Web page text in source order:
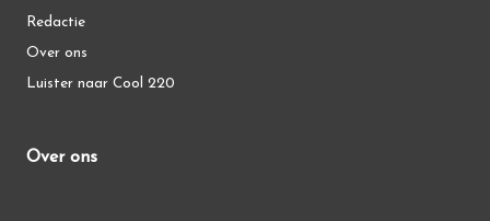
Redactie
Over ons
Luister naar Cool 220
Over ons